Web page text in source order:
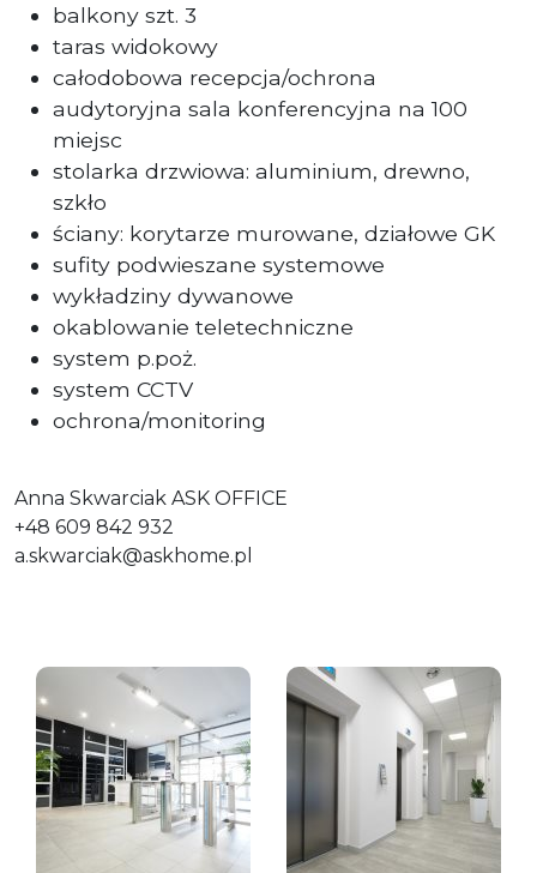
balkony szt. 3
taras widokowy
całodobowa recepcja/ochrona
audytoryjna sala konferencyjna na 100
miejsc
stolarka drzwiowa: aluminium, drewno,
szkło
ściany: korytarze murowane, działowe GK
sufity podwieszane systemowe
wykładziny dywanowe
okablowanie teletechniczne
system p.poż.
system CCTV
ochrona/monitoring
Anna Skwarciak ASK OFFICE
+48 609 842 932
a.skwarciak@askhome.pl